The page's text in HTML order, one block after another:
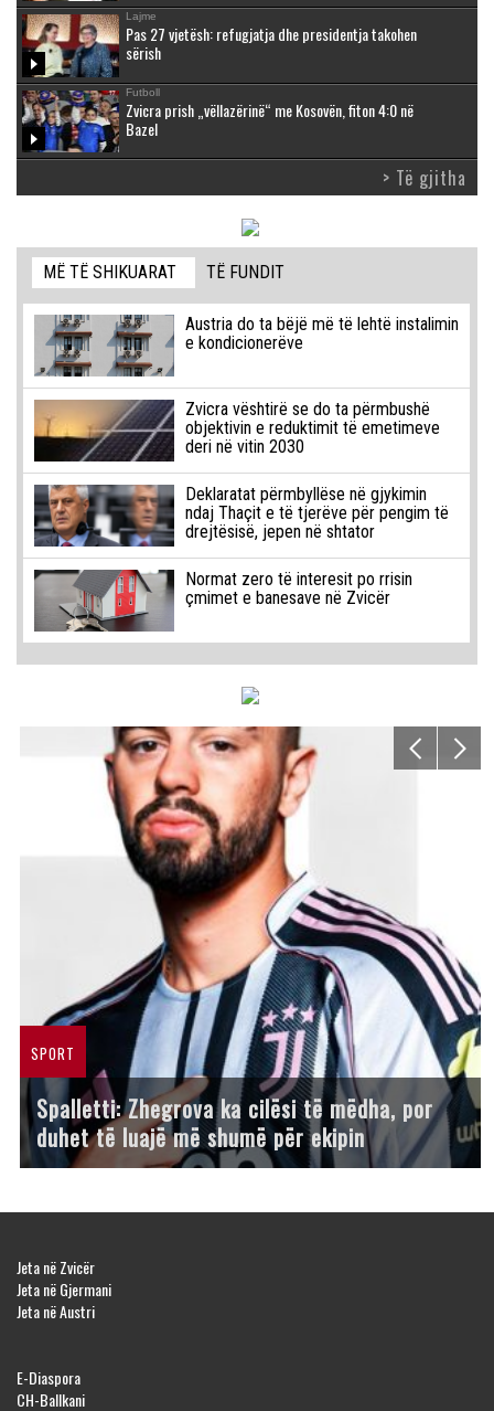
Lajme
Pas 27 vjetësh: refugjatja dhe presidentja takohen
sërish
Futboll
Zvicra prish „vëllazërinë“ me Kosovën, fiton 4:0 në
Bazel
> Të gjitha
MË TË SHIKUARAT TË FUNDIT
Austria do ta bëjë më të lehtë instalimin
e kondicionerëve
Zvicra vështirë se do ta përmbushë
objektivin e reduktimit të emetimeve
deri në vitin 2030
Deklaratat përmbyllëse në gjykimin
ndaj Thaçit e të tjerëve për pengim të
drejtësisë, jepen në shtator
Normat zero të interesit po rrisin
çmimet e banesave në Zvicër
SPORT
Spalletti: Zhegrova ka cilësi të mëdha, por
duhet të luajë më shumë për ekipin
Jeta në Zvicër
Jeta në Gjermani
Jeta në Austri
E-Diaspora
CH-Ballkani